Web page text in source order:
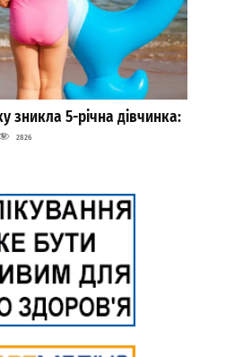
зникла 5-річна дівчинка:
2826